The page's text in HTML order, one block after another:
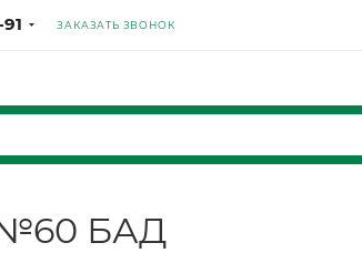
ЗАКАЗАТЬ ЗВОНОК
№60 БАД